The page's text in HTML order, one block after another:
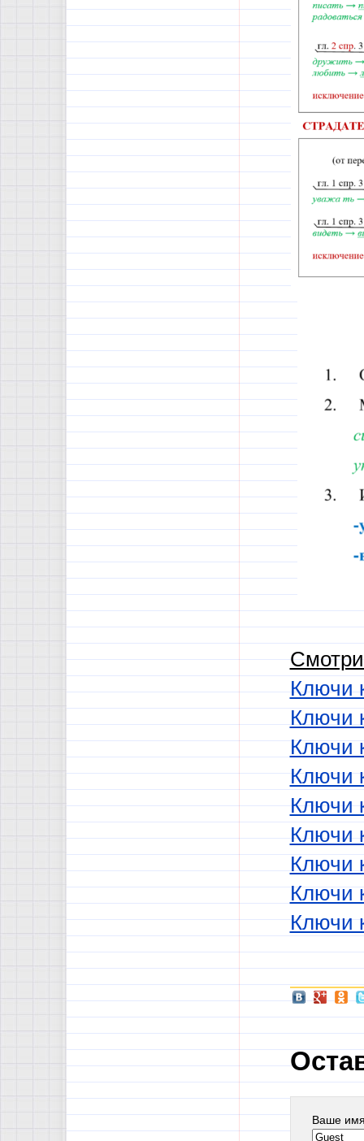
Ключи
Ключи
Ключи
Ключи
Ключи
Ключи
Ключи
Ключи
Ключи
Ваше